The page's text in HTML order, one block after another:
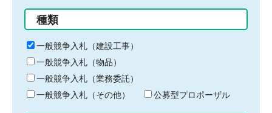
る
キ
ー
ワ
ー
ド
種類
一般競争入札（建設工事）
一般競争入札（物品）
一般競争入札（業務委託）
一般競争入札（その他）
公募型プロポーザル